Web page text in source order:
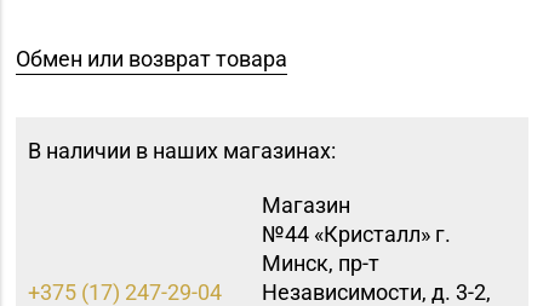
Обмен или возврат товара
В наличии в наших магазинах:
+375 (17) 247-29-04
Магазин
№44 «Кристалл» г.
Минск, пр-т
Независимости, д. 3-2,